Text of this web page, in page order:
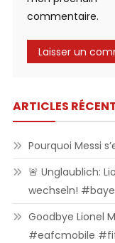
commentaire.
ARTICLES
Pourquoi Messi
🚨 Unglaublich:
wechseln!
Goodbye Lionel
#eafcmobile